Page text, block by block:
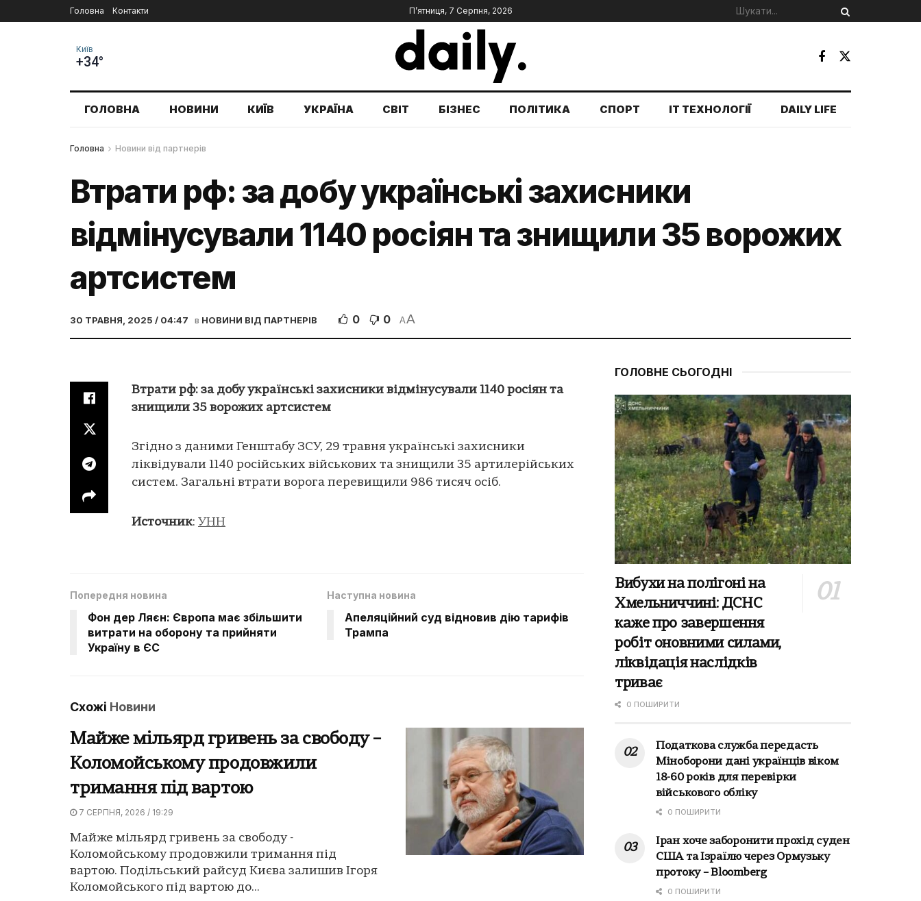
Головна Контакти П’ятниця, 7 Серпня, 2026
Київ
+34°
ГОЛОВНА НОВИНИ КИЇВ УКРАЇНА СВІТ БІЗНЕС ПОЛІТИКА СПОРТ IT ТЕХНОЛОГІЇ DAILY LIFE
Головна Новини від партнерів
Втрати рф: за добу українські захисники
відмінусували 1140 росіян та знищили 35 ворожих
артсистем
30 ТРАВНЯ, 2025 / 04:47 в НОВИНИ ВІД ПАРТНЕРІВ 0 0 AA
Втрати рф: за добу українські захисники відмінусували 1140 росіян та
знищили 35 ворожих артсистем
Згідно з даними Генштабу ЗСУ, 29 травня українські захисники
ліквідували 1140 російських військових та знищили 35 артилерійських
систем. Загальні втрати ворога перевищили 986 тисяч осіб.
Источник: УНН
Попередня новина
Фон дер Ляєн: Європа має збільшити
витрати на оборону та прийняти
Україну в ЄС
Наступна новина
Апеляційний суд відновив дію тарифів
Трампа
Схожі Новини
Майже мільярд гривень за свободу –
Коломойському продовжили
тримання під вартою
7 СЕРПНЯ, 2026 / 19:29
Майже мільярд гривень за свободу -
Коломойському продовжили тримання під
вартою. Подільський райсуд Києва залишив Ігоря
Коломойського під вартою до...
ГОЛОВНЕ СЬОГОДНІ
Вибухи на полігоні на
Хмельниччині: ДСНС
каже про завершення
робіт оновними силами,
ліквідація наслідків
триває
0 ПОШИРИТИ
Податкова служба передасть
Міноборони дані українців віком
18-60 років для перевірки
військового обліку
0 ПОШИРИТИ
Іран хоче заборонити прохід суден
США та Ізраїлю через Ормузьку
протоку – Bloomberg
0 ПОШИРИТИ